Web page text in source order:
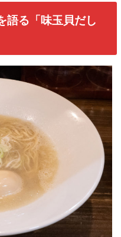
語る「味玉貝だし